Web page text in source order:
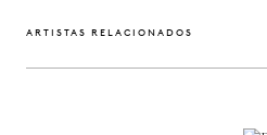
ARTISTAS RELACIONADOS